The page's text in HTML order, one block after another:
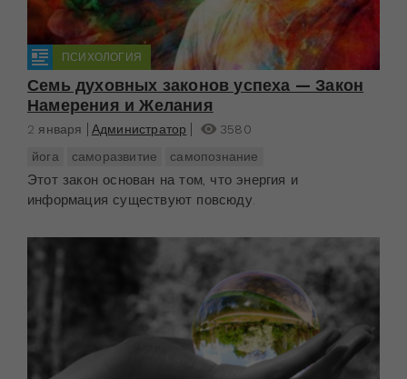
ПСИХОЛОГИЯ
Семь духовных законов успеха — Закон
Намерения и Желания
2 января Администратор
3580
йога
саморазвитие самопознание
Этот закон основан на том, что энергия и
информация существуют повсюду.